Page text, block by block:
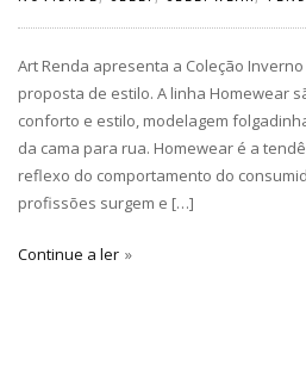
Art Renda apresenta a Coleção
proposta de estilo. A linha Homewear
conforto e estilo, modelagem
da cama para rua. Homewear é a
reflexo do comportamento do
profissões surgem e […]
Continue a ler